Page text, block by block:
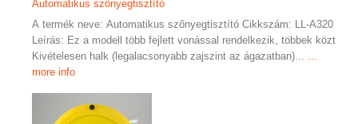
Automatikus szőnyegtisztító
A termék neve: Automatikus szőnyegtisztító Cikkszám: LL-A320
Leírás: Ez a modell több fejlett vonással rendelkezik, többek közt
Kivételesen halk (legalacsonyabb zajszint az ágazatban)...
more info